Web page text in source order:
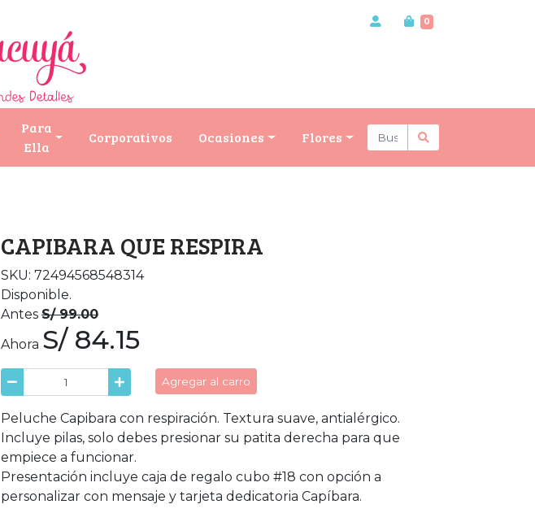
0
Para
Ella
Corporativos Ocasiones Flores
CAPIBARA QUE RESPIRA
SKU: 72494568548314
Disponible.
Antes S/ 99.00
Ahora S/ 84.15
Agregar al carro
Peluche Capibara con respiración. Textura suave, antialérgico.
Incluye pilas, solo debes presionar su patita derecha para que
empiece a funcionar.
Presentación incluye caja de regalo cubo #18 con opción a
personalizar con mensaje y tarjeta dedicatoria Capíbara.